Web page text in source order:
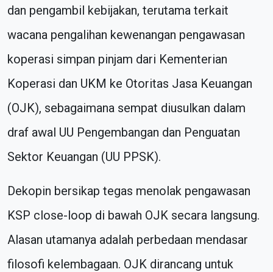
dan pengambil kebijakan, terutama terkait
wacana pengalihan kewenangan pengawasan
koperasi simpan pinjam dari Kementerian
Koperasi dan UKM ke Otoritas Jasa Keuangan
(OJK), sebagaimana sempat diusulkan dalam
draf awal UU Pengembangan dan Penguatan
Sektor Keuangan (UU PPSK).
Dekopin bersikap tegas menolak pengawasan
KSP close-loop di bawah OJK secara langsung.
Alasan utamanya adalah perbedaan mendasar
filosofi kelembagaan. OJK dirancang untuk